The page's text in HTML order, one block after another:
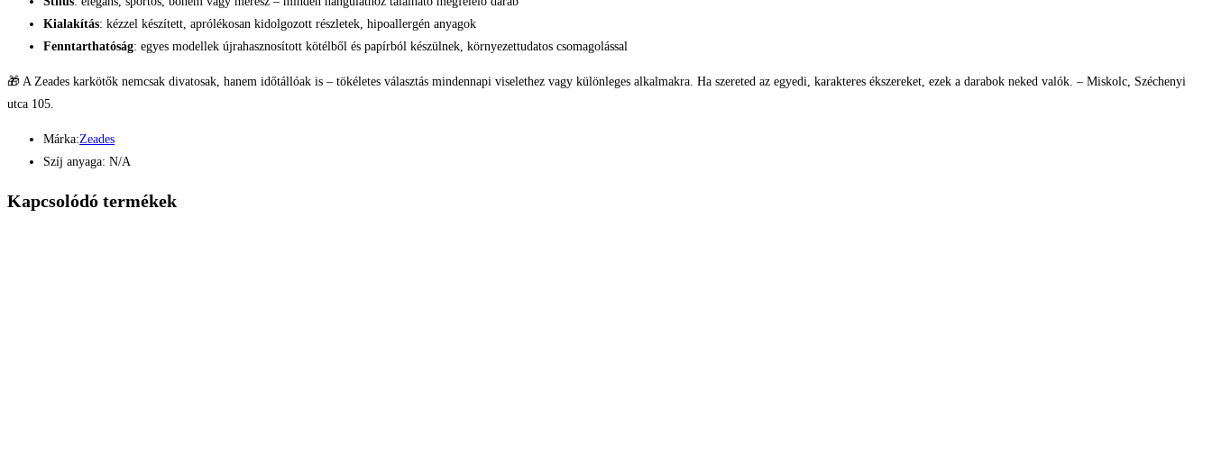
Kialakítás: kézzel készített, aprólékosan kidolgozott részletek, hipoallergén anyagok
Fenntarthatóság: egyes modellek újrahasznosított kötélből és papírból készülnek, környezettudatos csomagolással
🎁 A Zeades karkötők nemcsak divatosak, hanem időtállóak is – tökéletes választás mindennapi viselethez vagy különleges alkalmakra. Ha szereted az egyedi, karakteres ékszereket, ezek a darabok neked valók. – Miskolc, Széchenyi
utca 105.
Márka:Zeades
Szíj anyaga: N/A
Kapcsolódó termékek